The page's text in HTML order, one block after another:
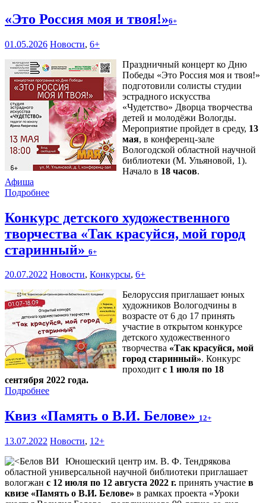
«Это Россия моя и твоя!»6+
01.05.2026 Новости, 6+
Праздничный концерт ко Дню
Победы «Это Россия моя и твоя!»
подготовили солисты студии
эстрадного искусства
«Чудетство» Дворца творчества
детей и молодёжи Вологды.
Мероприятие пройдет в среду, 13
мая, в конференц-зале
Вологодской областной научной
библиотеки (М. Ульяновой, 1).
Начало в 18 часов.
Афиша
Подробнее
Конкурс детского художественного
творчества «Так красуйся, мой город
старинный» 6+
20.07.2022 Новости, Конкурсы, 6+
Белоруссия приглашает юных
художников Вологодчины в
возрасте от 6 до 17 принять
участие в открытом конкурсе
детского художественного
творчества «Так красуйся, мой
город старинный». Конкурс
проходит с 1 июля по 18
сентября 2022 года.
Подробнее
Квиз «Память о В.И. Белове» 12+
13.07.2022 Новости, 12+
Юношеский центр им. В. Ф. Тендрякова
областной универсальной научной библиотеки приглашает
вологжан с 12 июля по 12 августа 2022 г. принять участие в
квизе «Память о В.И. Белове» в рамках проекта «Уроки